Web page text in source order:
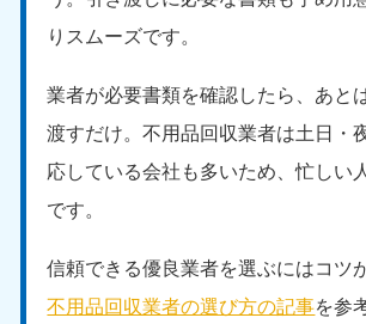
りスムーズです。
業者が必要書類を確認したら、あと
渡すだけ。不用品回収業者は土日・
応している会社も多いため、忙しい
です。
信頼できる優良業者を選ぶにはコツ
不用品回収業者の選び方の記事を参